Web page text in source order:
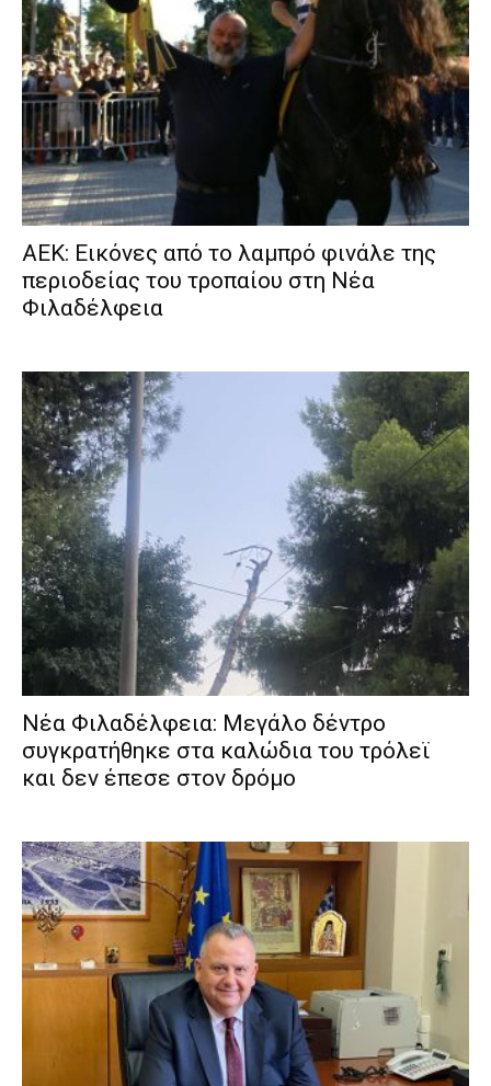
ΑΕΚ: Εικόνες από το λαμπρό φινάλε της
περιοδείας του τροπαίου στη Νέα
Φιλαδέλφεια
Νέα Φιλαδέλφεια: Μεγάλο δέντρο
συγκρατήθηκε στα καλώδια του τρόλεϊ
και δεν έπεσε στον δρόμο